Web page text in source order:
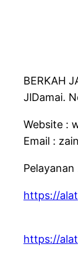
BERKAH
JlDamai.
Website :
Email :
https://
https://